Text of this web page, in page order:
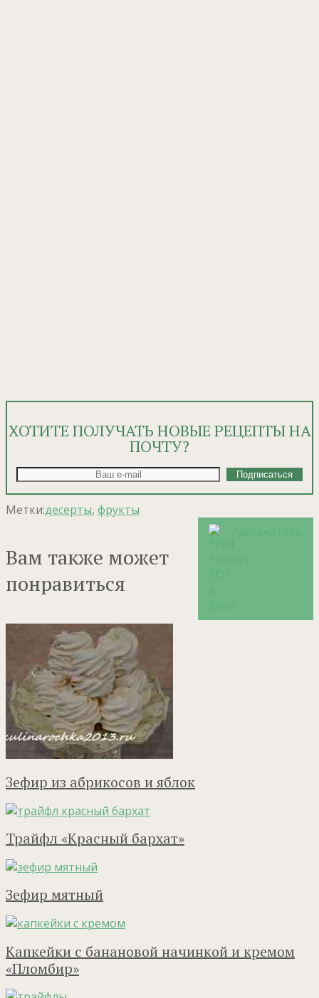
ХОТИТЕ ПОЛУЧАТЬ НОВЫЕ РЕЦЕПТЫ НА
ПОЧТУ?
Метки:десерты, фрукты
Вам также может
понравиться
Зефир из абрикосов и яблок
Трайфл «Красный бархат»
Зефир мятный
Капкейки с банановой начинкой и кремом
«Пломбир»